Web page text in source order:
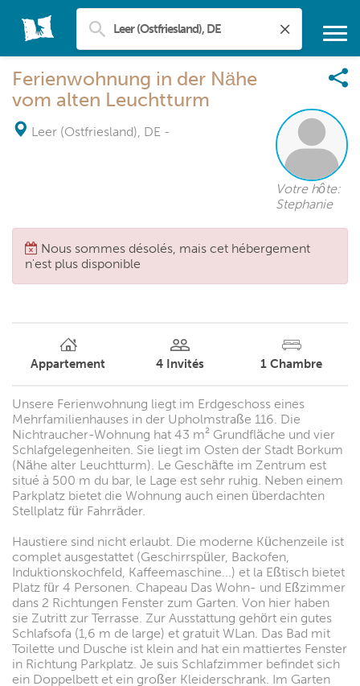
Ferienwohnung in der Nähe
vom alten Leuchtturm
Leer (Ostfriesland), DE -
Votre hôte:
Stephanie
Nous sommes désolés, mais cet hébergement
n'est plus disponible
Appartement 4 Invités 1 Chambre
Unsere Ferienwohnung liegt im Erdgeschoss eines
Mehrfamilienhauses in der Upholmstraße 116. Die
Nichtraucher-Wohnung hat 43 m² Grundfläche und vier
Schlafgelegenheiten. Sie liegt im Osten der Stadt Borkum
(Nähe alter Leuchtturm). Le Geschäfte im Zentrum est
situé à 500 m du bar, le Lage est sehr ruhig. Neben einem
Parkplatz bietet die Wohnung auch einen überdachten
Stellplatz für Fahrräder.
Haustiere sind nicht erlaubt. Die moderne Küchenzeile ist
complet ausgestattet (Geschirrspüler, Backofen,
Induktionskochfeld, Kaffeemaschine...) et la Eßtisch bietet
Platz für 4 Personen. Chapeau Das Wohn- und Eßzimmer
dans 2 Richtungen Fenster zum Garten. Von hier haben
sie Zutritt zur Terrasse. Zur Ausstattung gehört ein gutes
Schlafsofa (1,6 m de large) et gratuit WLan. Das Bad mit
Toilette und Dusche ist klein and hat ein mattiertes Fenster
in Richtung Parkplatz. Je suis Schlafzimmer befindet sich
ein Doppelbett et ein großer Kleiderschrank. Im Garten